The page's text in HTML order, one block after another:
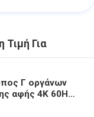
Για
Γ οργάνων
αφής 4K 60Hz